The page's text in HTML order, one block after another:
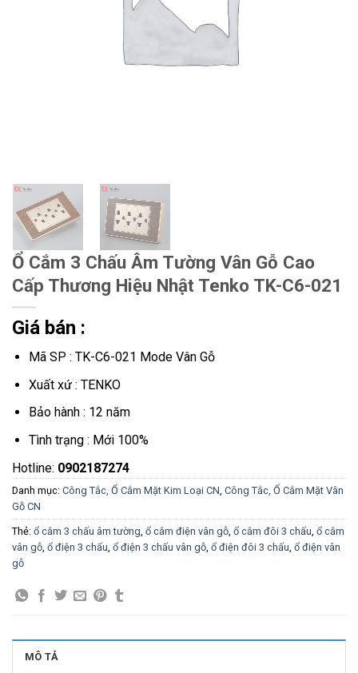
Ổ Cắm 3 Chấu Âm Tường Vân Gỗ Cao
Cấp Thương Hiệu Nhật Tenko TK-C6-021
Giá bán :
Mã SP : TK-C6-021 Mode Vân Gỗ
Xuất xứ : TENKO
Bảo hành : 12 năm
Tình trạng : Mới 100%
Hotline: 0902187274
Danh mục: Công Tắc, Ổ Cắm Mặt Kim Loại CN Công Tắc, Ổ Cắm Mặt Vân
Gỗ CN
Thẻ: ổ cắm 3 chấu âm tường ổ cắm điện vân gỗ ổ cắm đôi 3 chấu ổ cắm
vân gỗ ổ điện 3 chấu ổ điện 3 chấu vân gỗ ổ điện đôi 3 chấu ổ điện vân
gỗ
MÔ TẢ